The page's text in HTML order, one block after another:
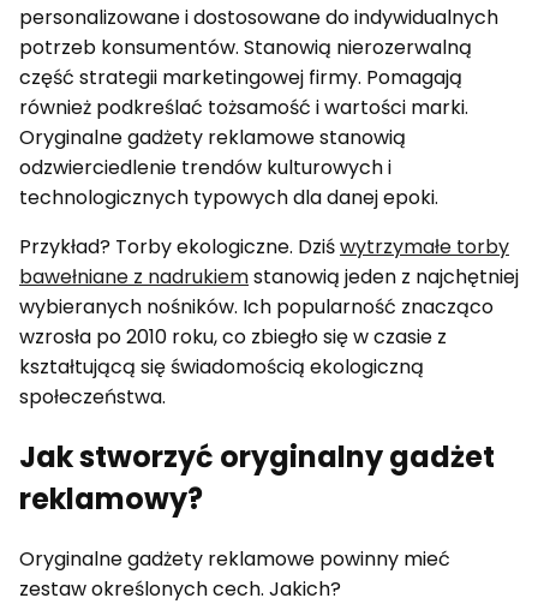
personalizowane i dostosowane do indywidualnych
potrzeb konsumentów. Stanowią nierozerwalną
część strategii marketingowej firmy. Pomagają
również podkreślać tożsamość i wartości marki.
Oryginalne gadżety reklamowe stanowią
odzwierciedlenie trendów kulturowych i
technologicznych typowych dla danej epoki.
Przykład? Torby ekologiczne. Dziśwytrzymałe torby
bawełniane z nadrukiemstanowią jeden z najchętniej
wybieranych nośników. Ich popularność znacząco
wzrosła po 2010 roku, co zbiegło się w czasie z
kształtującą się świadomością ekologiczną
społeczeństwa.
Jak stworzyć oryginalny gadżet
reklamowy?
Oryginalne gadżety reklamowe powinny mieć
zestaw określonych cech. Jakich?